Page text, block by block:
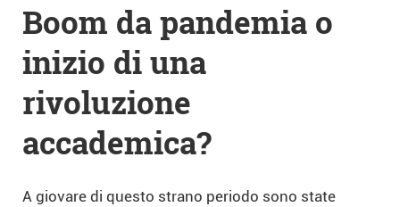
Boom da pandemia o
inizio di una
rivoluzione
accademica?
A giovare di questo strano periodo sono state